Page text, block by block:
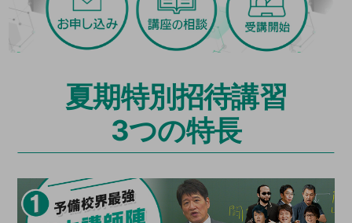
夏期特別招待講習
3つの特長